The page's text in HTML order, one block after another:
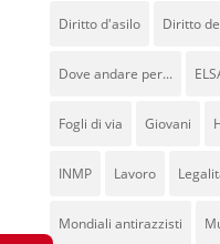
Diritto d'asilo Diritto
Dove andare per...
Fogli di via Giovani
INMP Lavoro
Mondiali antirazzisti